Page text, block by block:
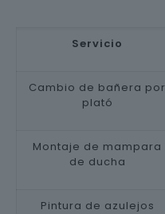
Servicio
Cambio de bañera por
plató
Montaje de mampara
de ducha
Pintura de azulejos